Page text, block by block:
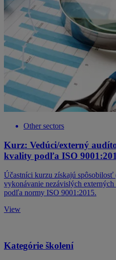
Other sectors
Kurz: Vedúci/externý
kvality podľa ISO
Účastníci kurzu získajú
vykonávanie nezávislých
podľa normy ISO 9001:2015.
View
Kategórie školení